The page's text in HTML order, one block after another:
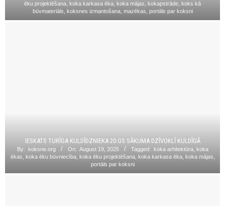
ēku projektēšana
koka karkasa ēka koka mājas kokapstrāde
koks kā
būvmateriāls
koksnes izmantošana, mazēkas portāls par koksni
IESKATS TURĪGA KULDĪDZNIEKA 20.GS SĀKUMA DZĪVOKLĪ KULDĪGĀ
By: koksne.org On: August 19, 2025 Tagged: koka arhitektūra
koka
ēkas
koka ēku būvniecība, koka ēku projektēšana, koka karkasa ēka, koka mājas
portāls par koksni